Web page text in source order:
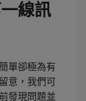
線訊
單卻極為有
意，我們可
發現問題並